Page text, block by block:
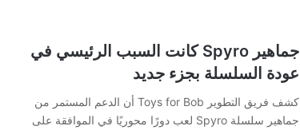
جماهير Spyro كانت السبب الرئيسي في
عودة السلسلة بجزء جديد
كشف فريق التطوير Toys for Bob أن الدعم المستمر من
جماهير سلسلة Spyro لعب دورًا محوريًا في الموافقة على